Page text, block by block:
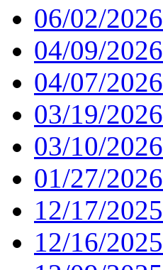
06/02/
04/09/
04/07/
03/19/
03/10/
01/27/
12/17/
12/16/